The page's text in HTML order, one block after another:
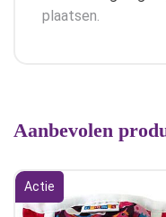
plaatsen.
Aanbevolen
Actie